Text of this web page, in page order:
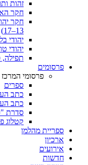
זהות
חקר
חקר
13–17)
יהודי
יהודי
תפילה,
פרסומים
פרסומי המרכז
ספרים
כתב
כתב
סדרת
קטלוג
ספריית מהלמן
ארכיון
אירועים
חדשות